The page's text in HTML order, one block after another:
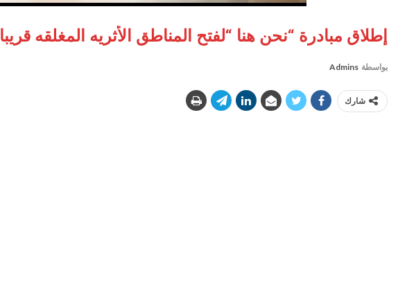
إطلاق مبادرة “نحن هنا “لفتح المناطق الأثريه المغلقه قريبا
بواسطة Admins
شارك